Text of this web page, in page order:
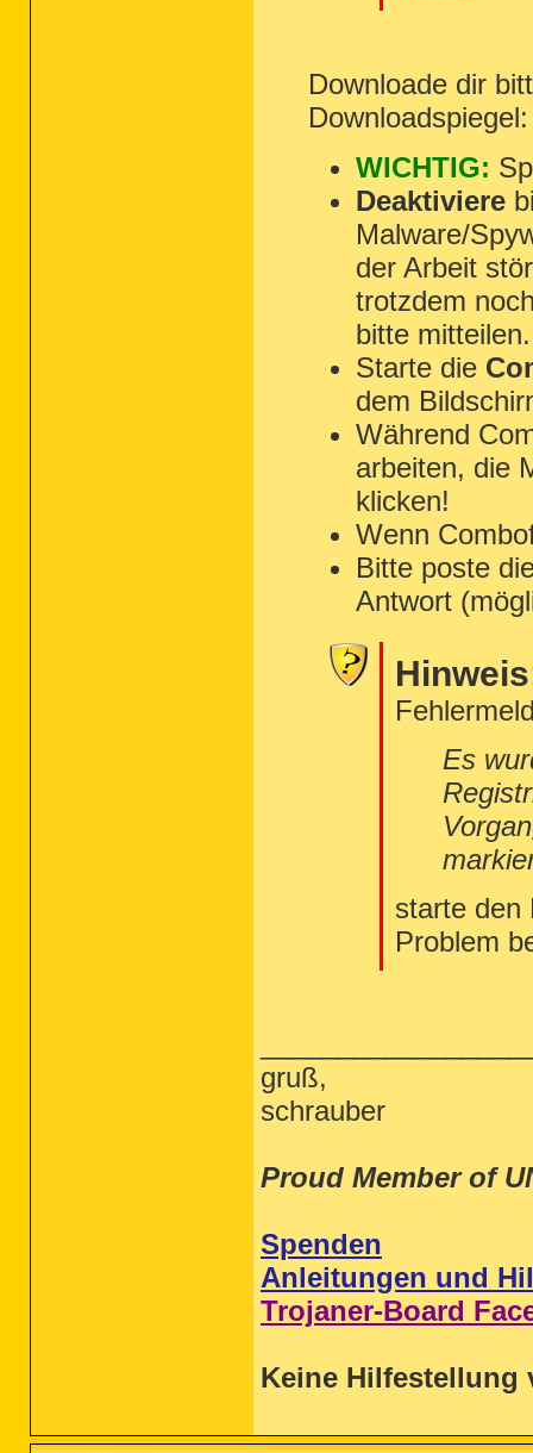
Downloade dir
WICHTIG:
Deaktiviere
Malware/
der Arbeit
trotzdem
bitte mitteilen.
Starte die
dem
Während
arbeiten, die
klicken!
Wenn
Bitte poste
Antwort
Es
starte den
Problem
gruß,
schrauber
Proud Member of
Spenden
Anleitungen und
Trojaner-Board
Keine Hilfestellung